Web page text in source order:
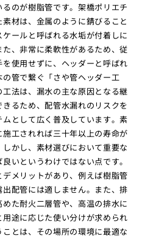
のが樹脂管です。架橋ポリエチ
材は、金属のように錆びること
ールと呼ばれる水垢が付着しに
、非常に柔軟性があるため、従
使用せずに、ヘッダーと呼ばれ
管で繋ぐ「さや管ヘッダー工
法は、漏水の主な原因となる継
るため、配管水漏れのリスクを
として広く普及しています。素
工されれば三十年以上の寿命が
かし、素材選びにおいて重要な
いというわけではない点です。
メリットがあり、例えば樹脂管
配管には適しません。また、排
た耐火二層管や、高温の排水に
途に応じた使い分けが求められ
とは、その場所の環境に最適な